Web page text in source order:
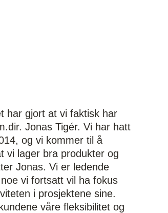
har gjort at vi faktisk har
Jonas Tigér. Vi har hatt
og vi kommer til å
vi lager bra produkter og
Jonas. Vi er ledende
vi fortsatt vil ha fokus
i prosjektene sine.
våre fleksibilitet og